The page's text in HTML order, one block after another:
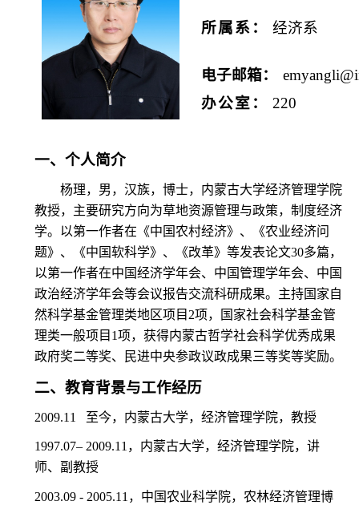
所属系： 经济系
电子邮箱：
办公室：
220
一、个人简介
杨理，男，汉族，博士，内蒙古大学经济管理学院
教授，主要研究方向为草地资源管理与政策，制度经济
学。以第一作者在《中国农村经济》、《农业经济问
题》、《中国软科学》、《改革》等发表论文30多篇，
以第一作者在中国经济学年会、中国管理学年会、中国
政治经济学年会等会议报告交流科研成果。主持国家自
然科学基金管理类地区项目 2项，国家社会科学基金管
理类一般项目 1项，获得内蒙古哲学社会科学优秀成果
政府奖二等奖、民进中央参政议政成果三等奖等奖励。
二、教育背景与工作经历
2009.11 至今，内蒙古大学，经济管理学院，教授
1997.07– 2009.11，内蒙古大学，经济管理学院，讲
师、副教授
2003.09 - 2005.11 ，中国农业科学院，农林经济管理博